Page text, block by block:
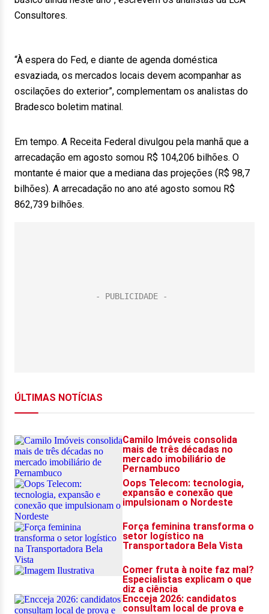
Consultores.
“À espera do Fed, e diante de agenda doméstica
esvaziada, os mercados locais devem acompanhar as
oscilações do exterior”, complementam os analistas do
Bradesco boletim matinal.
Em tempo. A Receita Federal divulgou pela manhã que a
arrecadação em agosto somou R$ 104,206 bilhões. O
montante é maior que a mediana das projeções (R$ 98,7
bilhões). A arrecadação no ano até agosto somou R$
862,739 bilhões.